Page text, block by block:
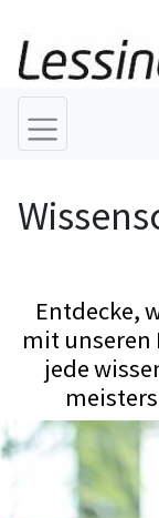
Entdecke,
mit unseren
jede